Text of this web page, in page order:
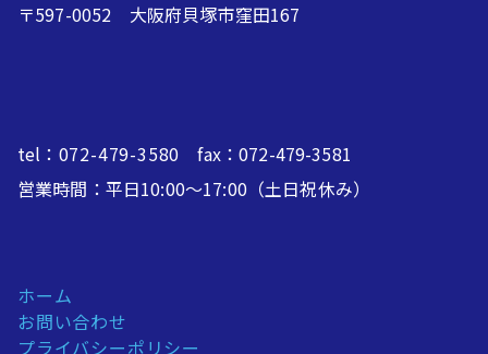
〒597-0052 大阪府貝塚市窪田167
tel： 072-479-3580 fax：072-479-3581
営業時間：平日10:00～17:00（土日祝休み）
ホーム
お問い合わせ
プライバシーポリシー